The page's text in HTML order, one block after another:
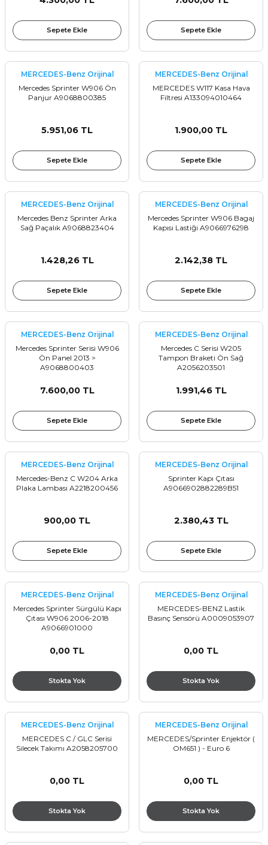
Sepete Ekle Sepete Ekle
MERCEDES-Benz Orijinal
Mercedes Sprinter W906 Ön
Panjur A9068800385
5.951,06 TL
Sepete Ekle
MERCEDES-Benz Orijinal
MERCEDES W117 Kasa Hava
Filtresi A133094010464
1.900,00 TL
Sepete Ekle
MERCEDES-Benz Orijinal
Mercedes Benz Sprinter Arka
Sağ Paçalık A9068823404
1.428,26 TL
Sepete Ekle
MERCEDES-Benz Orijinal
Mercedes Sprinter W906 Bagaj
Kapısı Lastiği A9066976298
2.142,38 TL
Sepete Ekle
MERCEDES-Benz Orijinal
Mercedes Sprinter Serisi W906
Ön Panel 2013 >
A9068800403
7.600,00 TL
Sepete Ekle
MERCEDES-Benz Orijinal
Mercedes C Serisi W205
Tampon Braketi Ön Sağ
A2056203501
1.991,46 TL
Sepete Ekle
MERCEDES-Benz Orijinal
Mercedes-Benz C W204 Arka
Plaka Lambası A2218200456
900,00 TL
Sepete Ekle
MERCEDES-Benz Orijinal
Sprinter Kapı Çıtası
A9066902882289B51
2.380,43 TL
Sepete Ekle
MERCEDES-Benz Orijinal
Mercedes Sprinter Sürgülü Kapı
Çıtası W906 2006-2018
A9066901000
0,00 TL
Stokta Yok
MERCEDES-Benz Orijinal
MERCEDES-BENZ Lastik
Basınç Sensörü A0009053907
0,00 TL
Stokta Yok
MERCEDES-Benz Orijinal
MERCEDES C / GLC Serisi
Silecek Takımı A2058205700
0,00 TL
Stokta Yok
MERCEDES-Benz Orijinal
MERCEDES/Sprinter Enjektör (
OM651 ) - Euro 6
0,00 TL
Stokta Yok